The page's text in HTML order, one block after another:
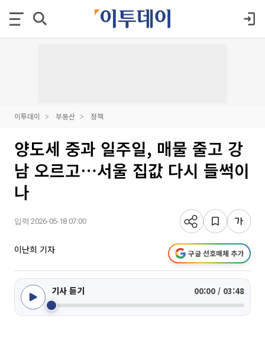
이투데이 부동산 정책
양도세 중과 일주일, 매물 줄고 강
남 오르고⋯서울 집값 다시 들썩이
나
입력 2026-05-18 07:00
이난희 기자 구글 선호매체 추가
기사 듣기 00:00 / 03:48